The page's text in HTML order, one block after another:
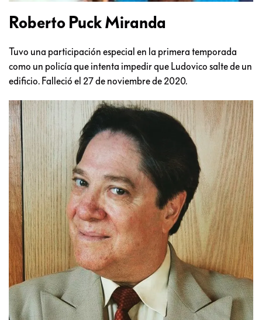
Roberto Puck Miranda
Tuvo una participación especial en la primera temporada
como un policía que intenta impedir que Ludovico salte de un
edificio. Falleció el 27 de noviembre de 2020.